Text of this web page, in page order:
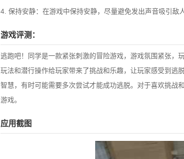
4. 保持安静：在游戏中保持安静，尽量避免发出声音吸引敌
游戏评测：
逃跑吧！同学是一款紧张刺激的冒险游戏，游戏氛围紧张，
玩法和潜行操作给玩家带来了挑战和乐趣，让玩家感受到逃
智慧，有时可能需要多次尝试才能成功逃脱。对于喜欢挑战
游戏。
应用截图